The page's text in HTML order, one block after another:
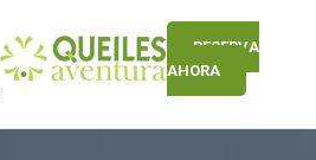
RESERVA
AHORA